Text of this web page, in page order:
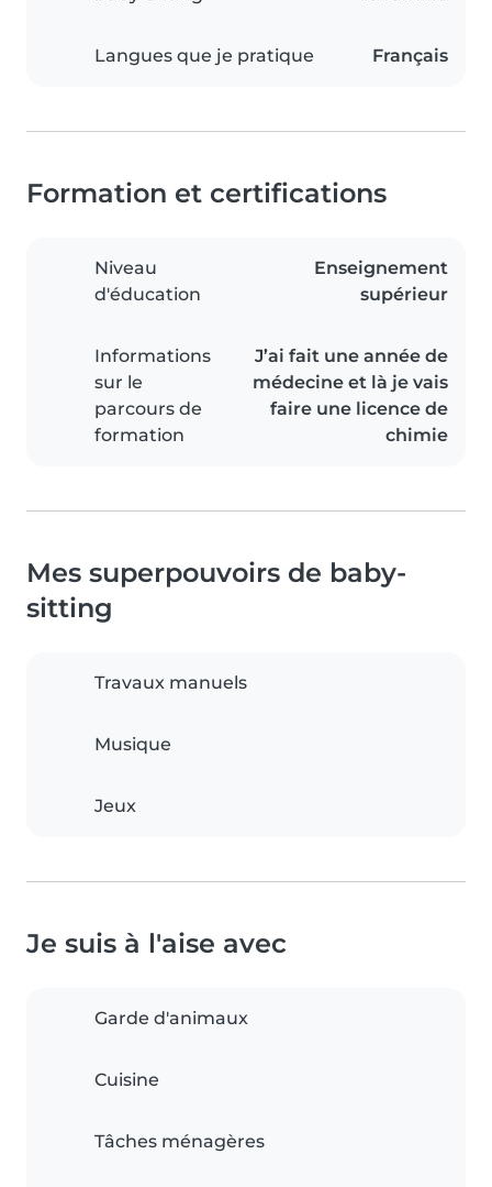
Langues que je pratique Français
Formation et certifications
Niveau
d'éducation
Enseignement
supérieur
Informations
sur le
parcours de
formation
J’ai fait une année de
médecine et là je vais
faire une licence de
chimie
Mes superpouvoirs de baby-
sitting
Travaux manuels
Musique
Jeux
Je suis à l'aise avec
Garde d'animaux
Cuisine
Tâches ménagères